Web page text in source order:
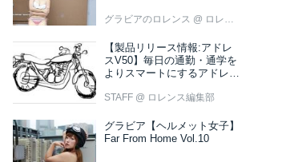
グラビアのロレンス @ ロレンス編集部
【製品リリース情報:アドレ
スV50】毎日の通勤・通学を
よりスマートにするアドレス
STAFF @ ロレンス編集部
グラビア【ヘルメット女子】
Far From Home Vol.10